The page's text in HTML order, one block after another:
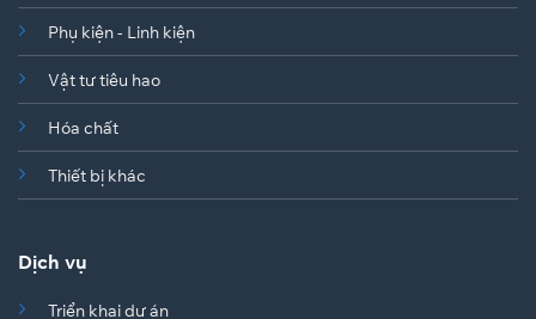
Phụ kiện - Linh kiện
Vật tư tiêu hao
Hóa chất
Thiết bị khác
Dịch vụ
Triển khai dự án